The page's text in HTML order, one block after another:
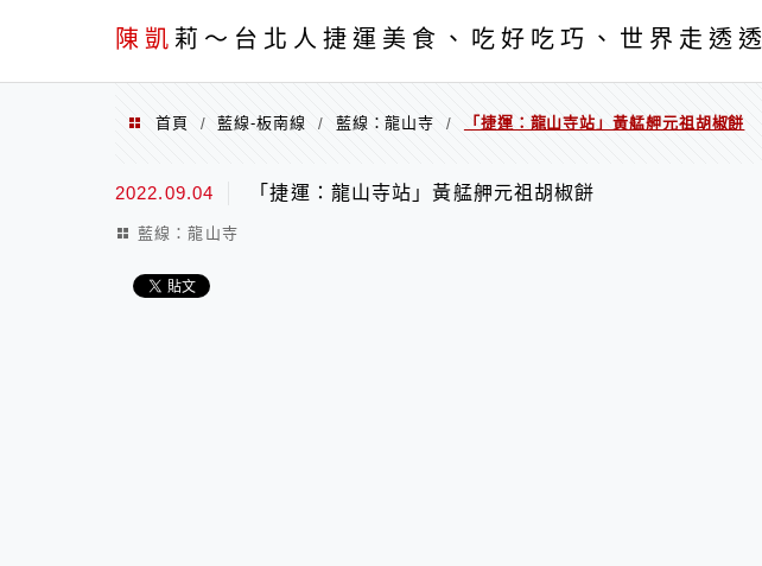
陳凱 莉～台北人捷運美食、吃好吃巧、世界走透透
menu
首頁 / 藍線-板南線 / 藍線：龍山寺 / 「捷運：龍山寺站」黃艋舺元祖胡椒餅
2022.09.04 「捷運：龍山寺站」黃艋舺元祖胡椒餅
藍線：龍山寺